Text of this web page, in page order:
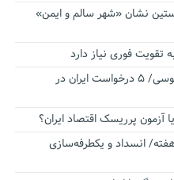
نشان «شهر سالم و ایمن»
فوری نیاز دارد
اقتدار ناوگروه ۱۰۳ در مأموریت‌ اقیانوسی/ ۵ درخواست ایران در
آزمون پرریسک اقتصاد ایران؟
انسداد و یکطرفه‌سازی